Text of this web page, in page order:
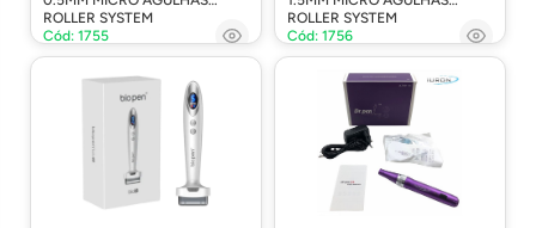
ROLLER SYSTEM
Cód: 1755
ROLLER SYSTEM
Cód: 1756